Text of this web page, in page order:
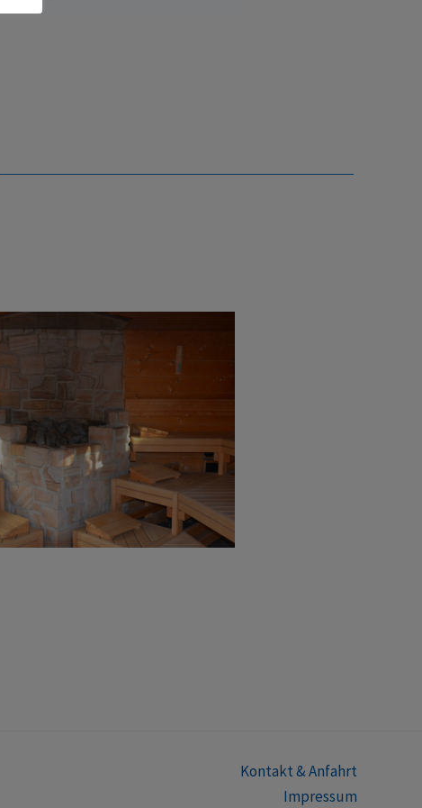
Kontakt & Anfahrt
Impressum